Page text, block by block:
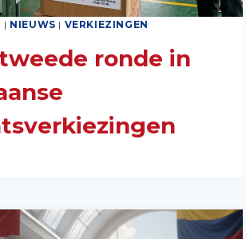
| NIEUWS | VERKIEZINGEN
ronde in